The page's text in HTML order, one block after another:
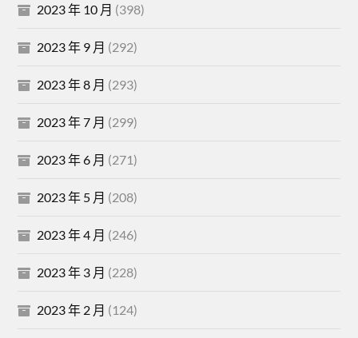
2023 年 10 月 (398)
2023 年 9 月 (292)
2023 年 8 月 (293)
2023 年 7 月 (299)
2023 年 6 月 (271)
2023 年 5 月 (208)
2023 年 4 月 (246)
2023 年 3 月 (228)
2023 年 2 月 (124)